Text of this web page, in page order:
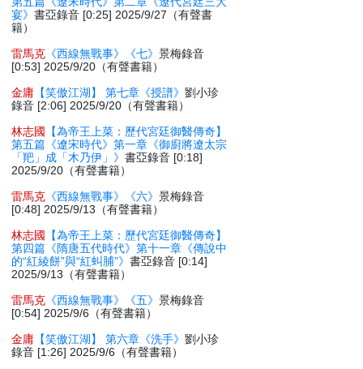
宴》書亞錄音 [0:25] 2025/9/27（有聲書
籍）
雷馬克 《西線無戰事》《七》景梅錄音
[0:53] 2025/9/20（有聲書籍）
金庸 【笑傲江湖】 第七章《授譜》劉小珍
錄音 [2:06] 2025/9/20（有聲書籍）
林志國
【為帝王上菜：歷代宮廷御醫傳奇】
第五篇《遼宋時代》第一章《御廚將遼太宗
「羓」成「木乃伊」》書亞錄音 [0:18]
2025/9/20（有聲書籍）
雷馬克 《西線無戰事》《六》景梅錄音
[0:48] 2025/9/13（有聲書籍）
林志國
【為帝王上菜：歷代宮廷御醫傳奇】
第四篇《隋唐五代時代》第十一章《傳說中
的“紅綾餅”與“紅虯脯”》書亞錄音 [0:14]
2025/9/13（有聲書籍）
雷馬克 《西線無戰事》《五》景梅錄音
[0:54] 2025/9/6（有聲書籍）
金庸 【笑傲江湖】 第六章《洗手》劉小珍
錄音 [1:26] 2025/9/6（有聲書籍）